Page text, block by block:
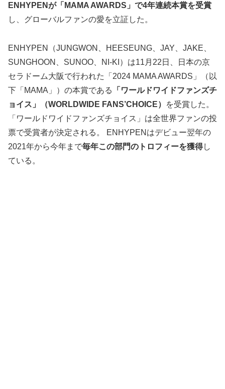
ENHYPENが「MAMA AWARDS」で4年連続本賞を受賞
し、グローバルファンの愛を立証した。
ENHYPEN（JUNGWON、HEESEUNG、JAY、JAKE、
SUNGHOON、SUNOO、NI-KI）は11月22日、日本の京
セラドーム大阪で行われた「2024 MAMA AWARDS」（以
下「MAMA」）の本賞である
「ワールドワイドファンズチ
ョイス」（WORLDWIDE FANS’CHOICE）
を受賞した。
「ワールドワイドファンズチョイス」は全世界ファンの投
票で受賞者が決定される。 ENHYPENはデビュー翌年の
2021年から今年まで毎年この部門のトロフィーを獲得し
ている。